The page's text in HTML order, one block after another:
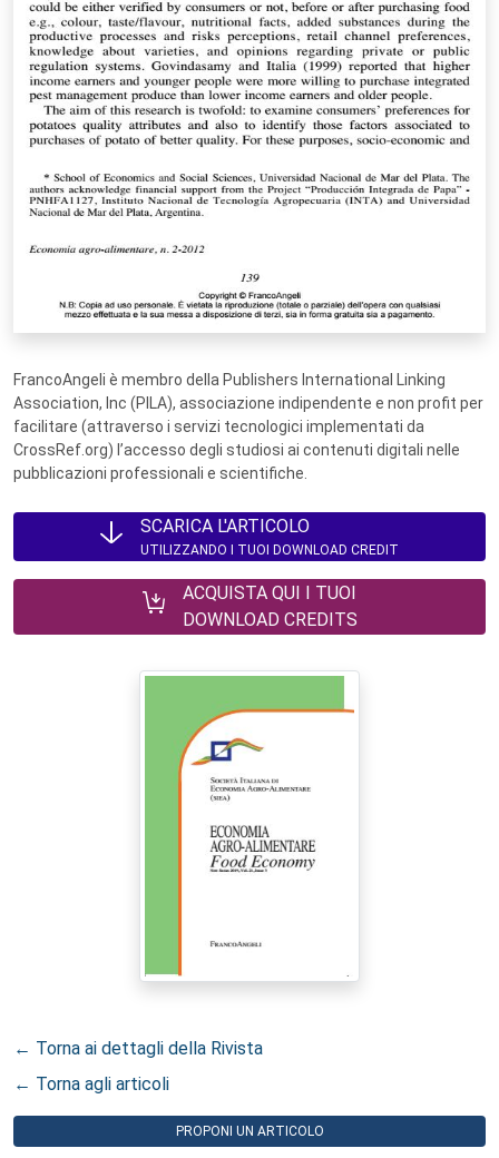
FrancoAngeli è membro della Publishers International Linking
Association, Inc (PILA), associazione indipendente e non profit per
facilitare (attraverso i servizi tecnologici implementati da
CrossRef.org) l’accesso degli studiosi ai contenuti digitali nelle
pubblicazioni professionali e scientifiche.
SCARICA L'ARTICOLO
UTILIZZANDO I TUOI DOWNLOAD CREDIT
ACQUISTA QUI I TUOI
DOWNLOAD CREDITS
← Torna ai dettagli della Rivista
← Torna agli articoli
PROPONI UN ARTICOLO